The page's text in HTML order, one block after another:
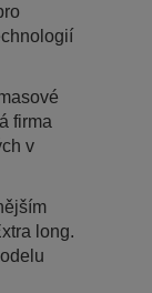
firma
v
long.